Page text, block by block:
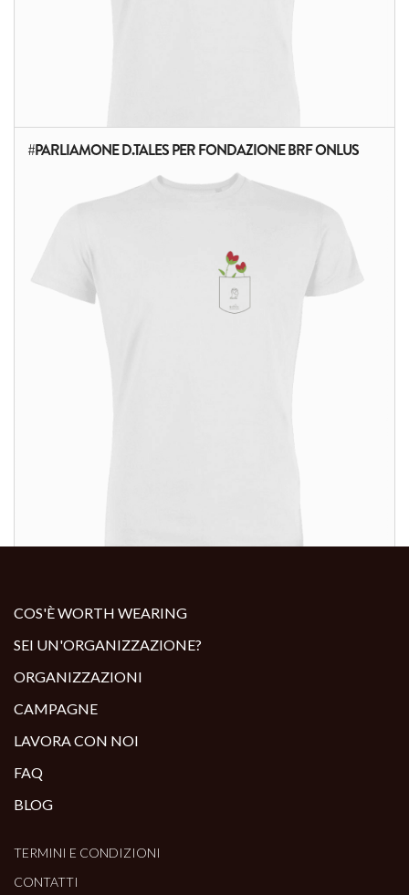
#PARLIAMONE D.TALES PER FONDAZIONE BRF ONLUS
COS'È WORTH WEARING
SEI UN'ORGANIZZAZIONE?
ORGANIZZAZIONI
CAMPAGNE
LAVORA CON NOI
FAQ
BLOG
TERMINI E CONDIZIONI
CONTATTI